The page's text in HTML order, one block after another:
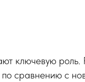
ключевую
сравнению с